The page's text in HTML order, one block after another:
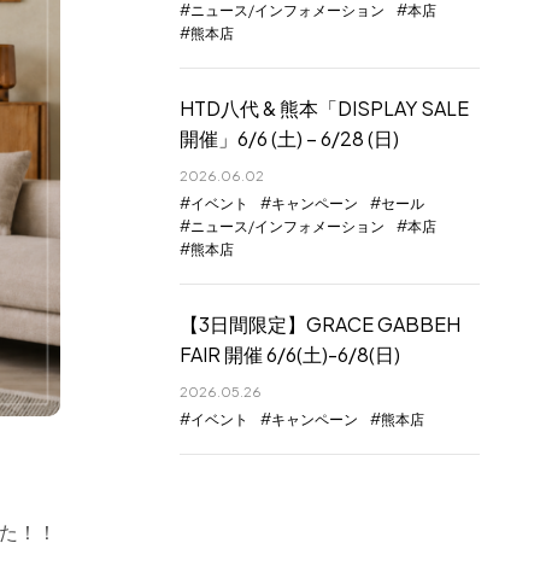
！！
ニュース/インフォメーション
本店
熊本店
HTD八代 & 熊本「DISPLAY SALE
開催」6/6 (土) – 6/28 (日)
2026.06.02
イベント キャンペーン
セール
ニュース/インフォメーション
本店
熊本店
【3日間限定】GRACE GABBEH
FAIR 開催 6/6(土)-6/8(日)
2026.05.26
イベント キャンペーン 熊本店